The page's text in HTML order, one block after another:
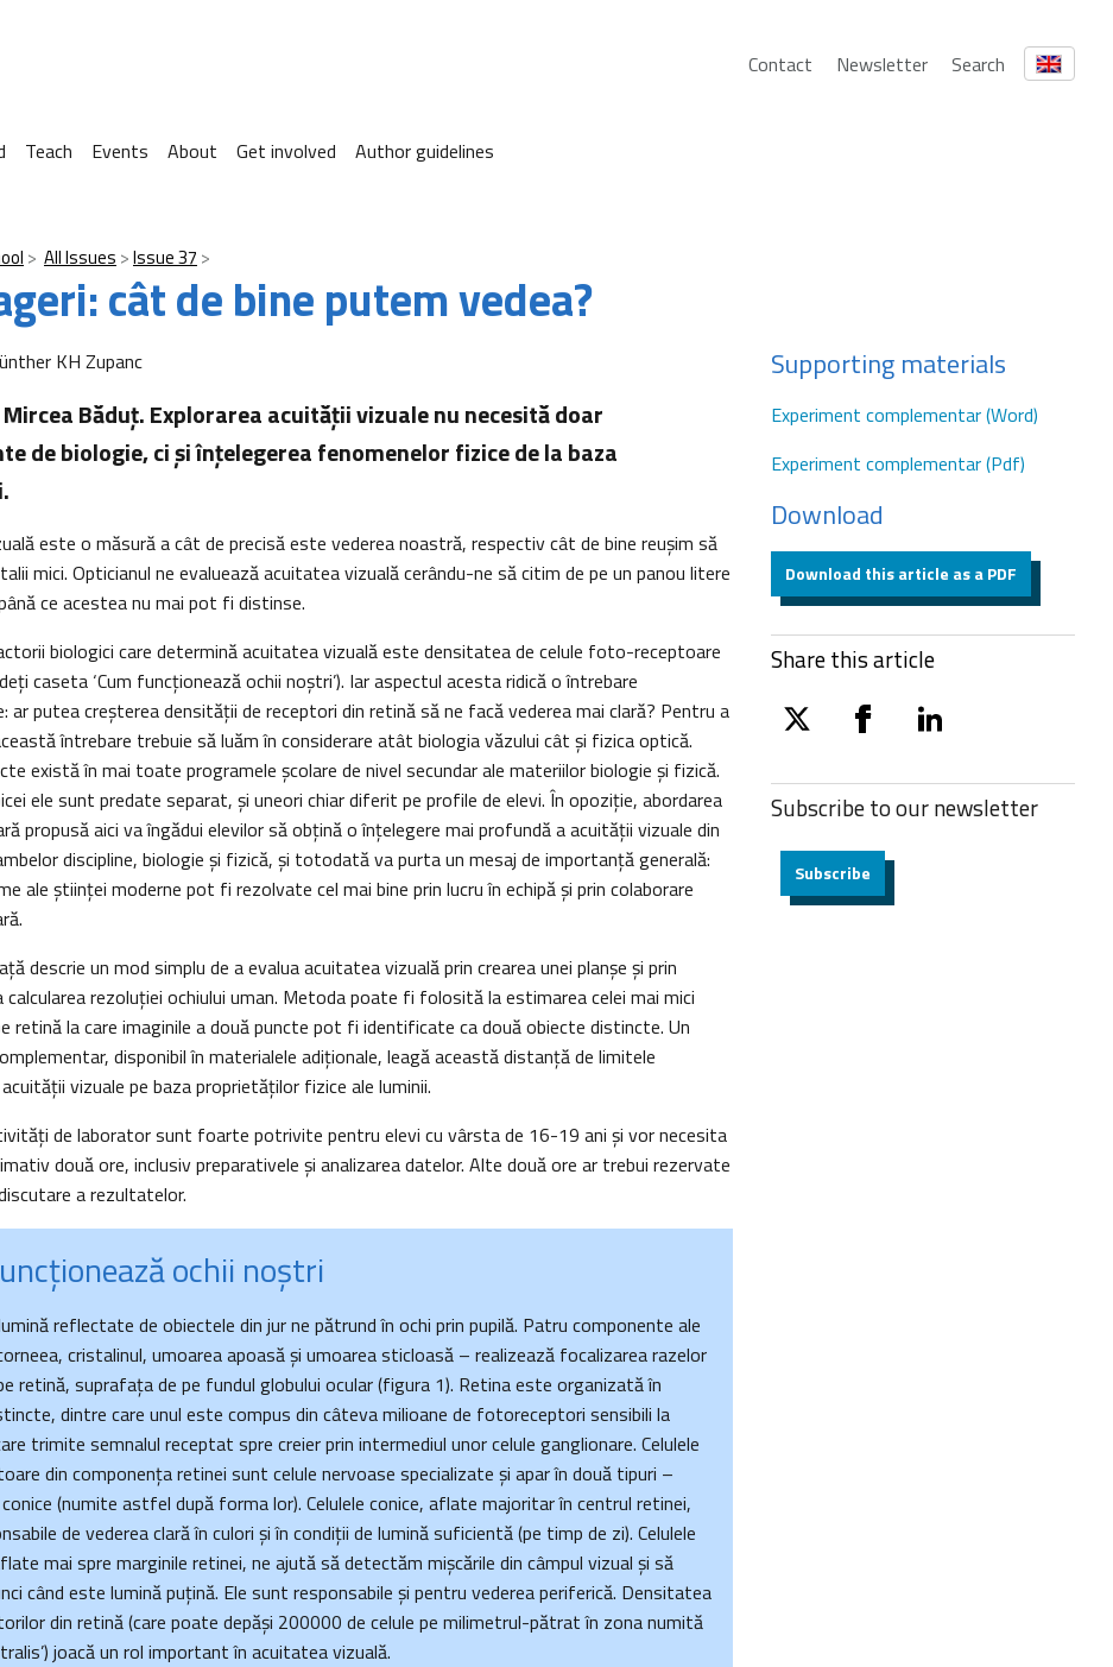
Contact Newsletter Search
Teach Events About Get involved Author guidelines
All Issues Issue 37
cât de bine putem vedea?
KH Zupanc
Băduţ. Explorarea acuităţii vizuale nu necesită doar
de biologie, ci şi înţelegerea fenomenelor fizice de la baza
este o măsură a cât de precisă este vederea noastră, respectiv cât de bine reuşim să
mici. Opticianul ne evaluează acuitatea vizuală cerându-ne să citim de pe un panou litere
ce acestea nu mai pot fi distinse.
biologici care determină acuitatea vizuală este densitatea de celule foto-receptoare
caseta ‘Cum funcţionează ochii noştri’). Iar aspectul acesta ridică o întrebare
ar putea creşterea densităţii de receptori din retină să ne facă vederea mai clară? Pentru a
întrebare trebuie să luăm în considerare atât biologia văzului cât şi fizica optică.
există în mai toate programele şcolare de nivel secundar ale materiilor biologie şi fizică.
ele sunt predate separat, şi uneori chiar diferit pe profile de elevi. În opoziţie, abordarea
propusă aici va îngădui elevilor să obţină o înţelegere mai profundă a acuităţii vizuale din
discipline, biologie şi fizică, şi totodată va purta un mesaj de importanţă generală:
ale ştiinţei moderne pot fi rezolvate cel mai bine prin lucru în echipă şi prin colaborare
descrie un mod simplu de a evalua acuitatea vizuală prin crearea unei planşe şi prin
calcularea rezoluţiei ochiului uman. Metoda poate fi folosită la estimarea celei mai mici
retină la care imaginile a două puncte pot fi identificate ca două obiecte distincte. Un
disponibil în materialele adiţionale, leagă această distanţă de limitele
vizuale pe baza proprietăţilor fizice ale luminii.
de laborator sunt foarte potrivite pentru elevi cu vârsta de 16-19 ani şi vor necesita
două ore, inclusiv preparativele şi analizarea datelor. Alte două ore ar trebui rezervate
a rezultatelor.
ochii noştri
reflectate de obiectele din jur ne pătrund în ochi prin pupilă. Patru componente ale
cristalinul, umoarea apoasă şi umoarea sticloasă – realizează focalizarea razelor
retină, suprafaţa de pe fundul globului ocular (figura 1). Retina este organizată în
dintre care unul este compus din câteva milioane de fotoreceptori sensibili la
trimite semnalul receptat spre creier prin intermediul unor celule ganglionare. Celulele
din componenţa retinei sunt celule nervoase specializate şi apar în două tipuri –
conice (numite astfel după forma lor). Celulele conice, aflate majoritar în centrul retinei,
de vederea clară în culori şi în condiţii de lumină suficientă (pe timp de zi). Celulele
mai spre marginile retinei, ne ajută să detectăm mişcările din câmpul vizual şi să
când este lumină puţină. Ele sunt responsabile şi pentru vederea periferică. Densitatea
din retină (care poate depăşi 200000 de celule pe milimetrul-pătrat în zona numită
joacă un rol important în acuitatea vizuală.
Supporting materials
Experiment complementar (Word)
Experiment complementar (Pdf)
Download
Download this article as a PDF
Share this article
twitter facebooklinkedin
Subscribe to ournewsletter
Subscribe